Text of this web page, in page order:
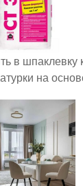
в шпаклевку
на